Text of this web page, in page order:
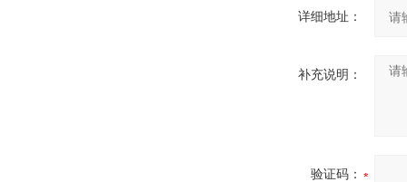
详细地址：
补充说明：
验证码：